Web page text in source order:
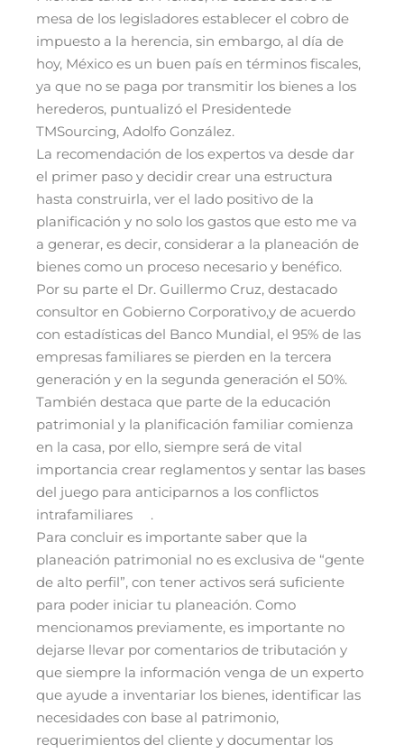
mesa de los legisladores establecer el cobro de
impuesto a la herencia, sin embargo, al día de
hoy, México es un buen país en términos fiscales,
ya que no se paga por transmitir los bienes a los
herederos, puntualizó el Presidentede
TMSourcing, Adolfo González.
La recomendación de los expertos va desde dar
el primer paso y decidir crear una estructura
hasta construirla, ver el lado positivo de la
planificación y no solo los gastos que esto me va
a generar, es decir, considerar a la planeación de
bienes como un proceso necesario y benéfico.
Por su parte el Dr. Guillermo Cruz, destacado
consultor en Gobierno Corporativo,y de acuerdo
con estadísticas del Banco Mundial, el 95% de las
empresas familiares se pierden en la tercera
generación y en la segunda generación el 50%.
También destaca que parte de la educación
patrimonial y la planificación familiar comienza
en la casa, por ello, siempre será de vital
importancia crear reglamentos y sentar las bases
del juego para anticiparnos a los conflictos
intrafamiliares
.
Para concluir es importante saber que la
planeación patrimonial no es exclusiva de “gente
de alto perfil”, con tener activos será suficiente
para poder iniciar tu planeación. Como
mencionamos previamente, es importante no
dejarse llevar por comentarios de tributación y
que siempre la información venga de un experto
que ayude a inventariar los bienes, identificar las
necesidades con base al patrimonio,
requerimientos del cliente y documentar los